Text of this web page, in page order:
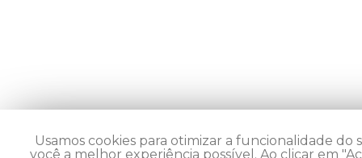
Usamos cookies para otimizar a funcionalidade do
você a melhor experiência possível. Ao clicar em